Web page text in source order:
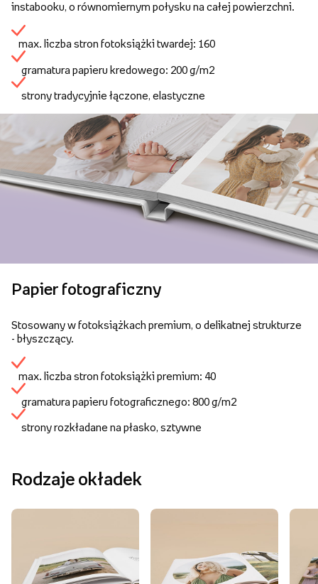
instabooku, o równomiernym połysku na całej powierzchni.
max. liczba stron fotoksiążki twardej: 160
gramatura papieru kredowego: 200 g/m2
strony tradycyjnie łączone, elastyczne
Papier fotograficzny
Stosowany w fotoksiążkach premium, o delikatnej strukturze
- błyszczący.
max. liczba stron fotoksiążki premium: 40
gramatura papieru fotograficznego: 800 g/m2
strony rozkładane na płasko, sztywne
Rodzaje okładek